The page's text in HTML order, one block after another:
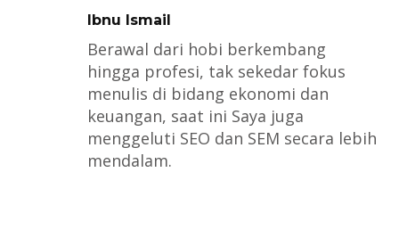
Ibnu Ismail
Berawal dari hobi berkembang
hingga profesi, tak sekedar fokus
menulis di bidang ekonomi dan
keuangan, saat ini Saya juga
menggeluti SEO dan SEM secara lebih
mendalam.